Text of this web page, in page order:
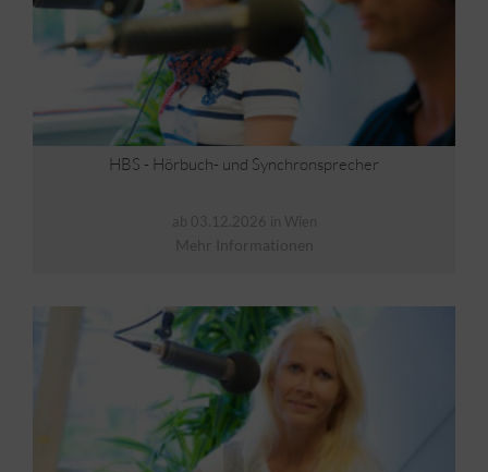
HBS - Hörbuch- und Synchronsprecher
ab 03.12.2026 in Wien
Mehr Informationen